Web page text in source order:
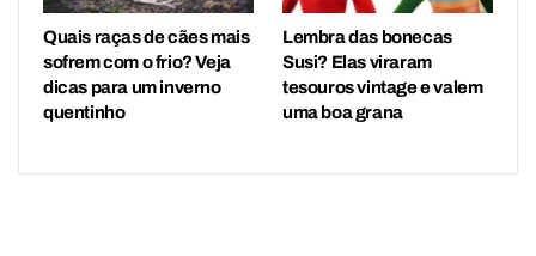
Quais raças de cães mais
sofrem com o frio? Veja
dicas para um inverno
quentinho
Lembra das bonecas
Susi? Elas viraram
tesouros vintage e valem
uma boa grana